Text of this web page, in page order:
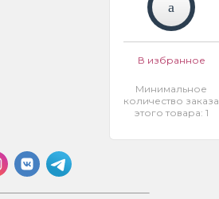
В избранное
Минимальное
количество заказа
этого товара: 1